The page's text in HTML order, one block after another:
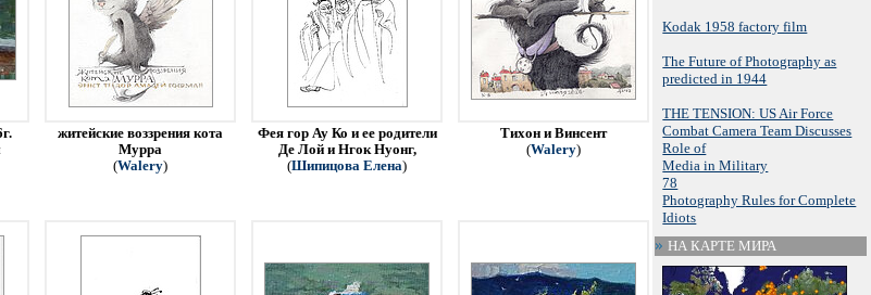
житейские воззрения кота
Мурра
(Walery)
Фея гор Ау Ко и ее родители
Де Лой и Нгок Нуонг,
(Шипицова Елена)
Тихон и Винсент
(Walery)
Kodak 1958 factory film
The Future of Photography as
predicted in 1944
THE TENSION: US Air Force
Combat Camera Team Discusses
Role of
Media in Military
78
Photography Rules for Complete
Idiots
НА КАРТЕ МИРА